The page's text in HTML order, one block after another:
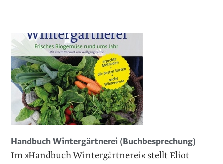
Handbuch Wintergärtnerei (Buchbesprechung)
Im »Handbuch Wintergärtnerei« stellt Eliot